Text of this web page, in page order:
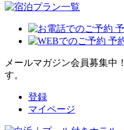
メールマガジン会員募集中！
す。
登録
マイページ